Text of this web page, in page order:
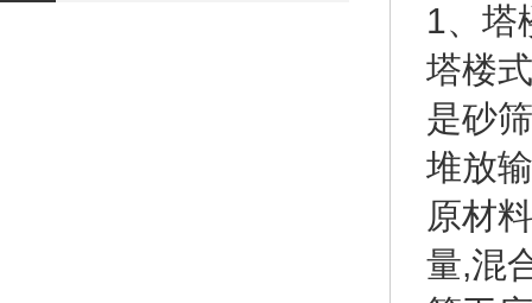
1、塔
塔楼
是砂
堆放
原材
量,混